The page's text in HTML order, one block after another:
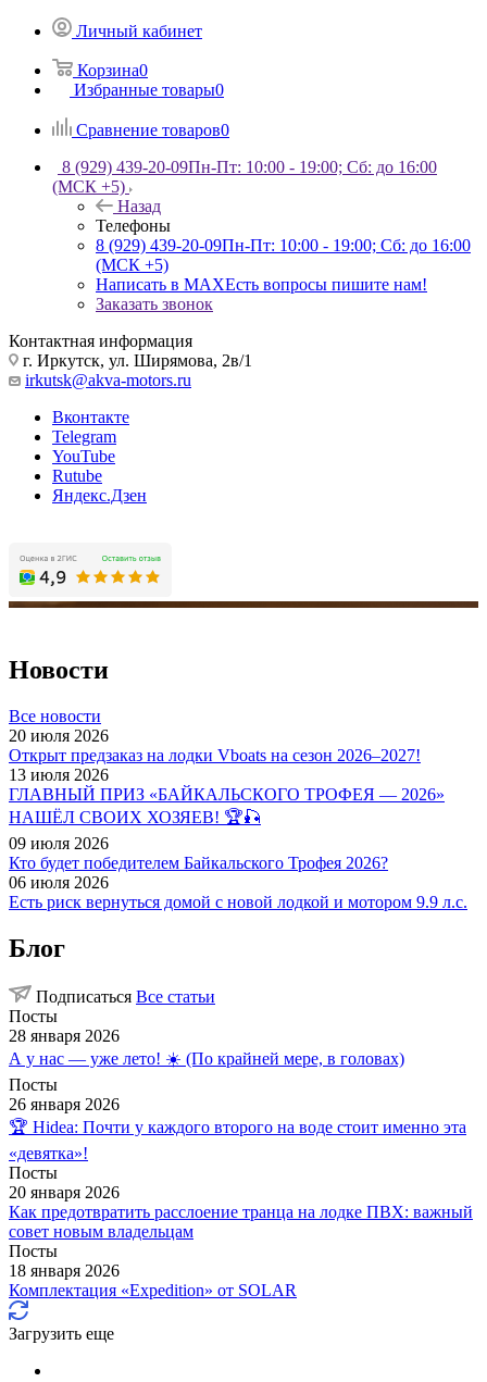
Личный кабинет
Корзина0
Избранные товары0
Сравнение товаров0
8 (929) 439-20-09Пн-Пт: 10:00 - 19:00; Сб: до 16:00
(МСК +5)
Назад
Телефоны
8 (929) 439-20-09Пн-Пт: 10:00 - 19:00; Сб: до 16:00
(МСК +5)
Написать в MAXЕсть вопросы пишите нам!
Заказать звонок
Контактная информация
г. Иркутск, ул. Ширямова, 2в/1
irkutsk@akva-motors.ru
Вконтакте
Telegram
YouTube
Rutube
Яндекс.Дзен
Новости
Все новости
20 июля 2026
Открыт предзаказ на лодки Vboats на сезон 2026–2027!
13 июля 2026
ГЛАВНЫЙ ПРИЗ «БАЙКАЛЬСКОГО ТРОФЕЯ — 2026»
НАШЁЛ СВОИХ ХОЗЯЕВ! 🏆🎣
09 июля 2026
Кто будет победителем Байкальского Трофея 2026?
06 июля 2026
Есть риск вернуться домой с новой лодкой и мотором 9.9 л.с.
Блог
Подписаться Все статьи
Посты
28 января 2026
А у нас — уже лето! ☀️ (По крайней мере, в головах)
Посты
26 января 2026
🏆 Hidea: Почти у каждого второго на воде стоит именно эта
«девятка»!
Посты
20 января 2026
Как предотвратить расслоение транца на лодке ПВХ: важный
совет новым владельцам
Посты
18 января 2026
Комплектация «Expedition» от SOLAR
Загрузить еще